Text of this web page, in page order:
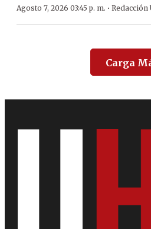
Agosto 7, 2026 03:45 p. m. · Redacción
Carga